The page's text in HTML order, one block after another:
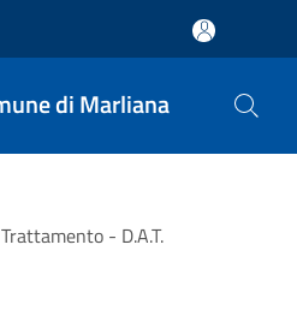
di Marliana
- D.A.T.